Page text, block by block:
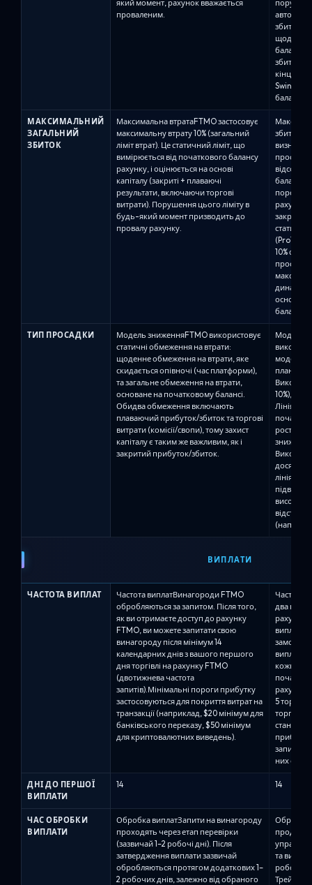
який момент, рахунок вважається
проваленим.
збиток
збиток,
Swing:
МАКСИМАЛЬНИЙ
ЗАГАЛЬНИЙ
ЗБИТОК
Максимальна втратаFTMO застосовує
максимальну втрату 10% (загальний
ліміт втрат). Це статичний ліміт, що
вимірюється від початкового балансу
рахунку, і оцінюється на основі
капіталу (закриті + плаваючі
результати, включаючи торгові
витрати). Порушення цього ліміту в
будь-який момент призводить до
провалу рахунку.
баланс
порогу
рахунок
статичне
(Pro10) /
10%
основі
балансу
ТИП ПРОСАДКИ
Модель зниженняFTMO використовує
статичні обмеження на втрати:
щоденне обмеження на втрати, яке
скидається опівночі (час платформи),
та загальне обмеження на втрати,
основане на початковому балансі.
Обидва обмеження включають
плаваючий прибуток/збиток та торгові
витрати (комісії/свопи), тому захист
капіталу є таким же важливим, як і
закритий прибуток/збиток.
Модель
моделі
10%),
Лінія
ростом
лінія
високої
відстані
ВИПЛАТИ
ЧАСТОТА ВИПЛАТ
Частота виплатВинагороди FTMO
обробляються за запитом. Після того,
як ви отримаєте доступ до рахунку
FTMO, ви можете запитати свою
винагороду після мінімум 14
календарних днів з вашого першого
дня торгівлі на рахунку FTMO
(двотижнева частота
запитів).Мінімальні пороги прибутку
застосовуються для покриття витрат на
транзакції (наприклад, $20 мінімум для
банківського переказу, $50 мінімум
для криптовалютних виведень).
Частота
два
виплати
виплату
кожні 14
5
торгової
запитати
них є
ДНІ ДО ПЕРШОЇ
ВИПЛАТИ
14 14
ЧАС ОБРОБКИ
ВИПЛАТИ
Обробка виплатЗапити на винагороду
проходять через етап перевірки
(зазвичай 1–2 робочі дні). Після
затвердження виплати зазвичай
обробляються протягом додаткових 1–
2 робочих днів, залежно від обраного
Обробка
та
робочих
Трейдери